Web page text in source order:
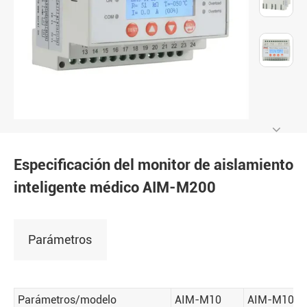
Especificación del monitor de aislamiento
inteligente médico AIM-M200
Parámetros
Parámetros/modelo AIM-M10 AIM-M100